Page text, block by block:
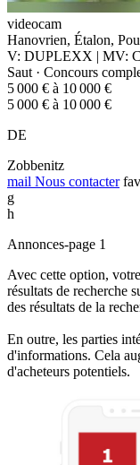
videocam
Hanovrien, Étalon,
V: DUPLEXX | MV:
Saut · Concours
5 000 € à 10 000 €
5 000 € à 10 000 €
DE
Zobbenitz
mail Nous contacter
g
h
Annonces-page 1
Avec cette option,
résultats de recherche
des résultats de la
En outre, les parties
d'informations. Cela
d'acheteurs potentiels.